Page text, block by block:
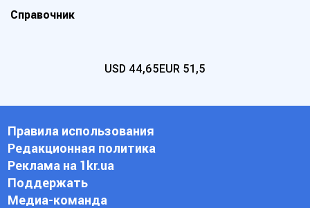
Справочник
USD 44,65EUR 51,5
Правила использования
Редакционная политика
Реклама на 1kr.ua
Поддержать
Медиа-команда